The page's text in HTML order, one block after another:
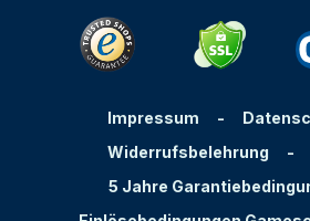
Impressum -
Widerrufsbelehrung
-
5 Jahre